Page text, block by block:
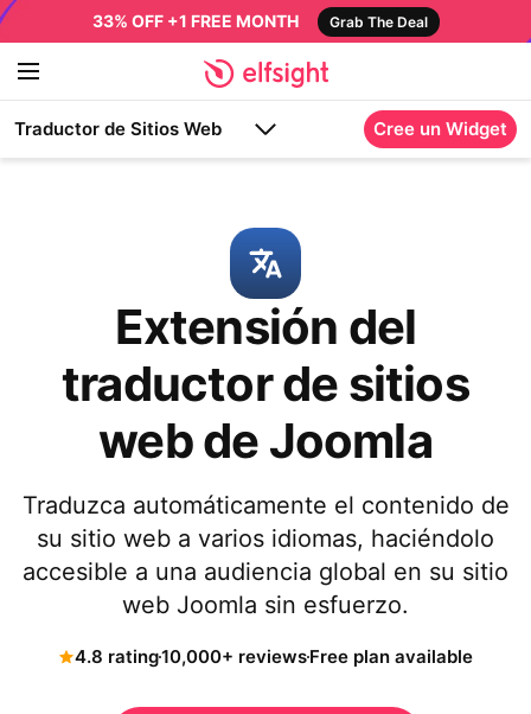
33% OFF +1 FREE MONTH Grab The Deal
Traductor de Sitios Web Cree un Widget
Extensión del
traductor de sitios
web de Joomla
Traduzca automáticamente el contenido de
su sitio web a varios idiomas, haciéndolo
accesible a una audiencia global en su sitio
web Joomla sin esfuerzo.
4.8 rating10,000+ reviewsFree plan available